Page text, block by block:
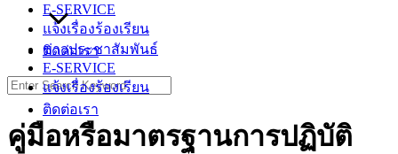
ข่าวประชาสัมพันธ์
E-SERVICE
แจ้งเรื่องร้องเรียน
ติดต่อเรา
E-SERVICE
แจ้งเรื่องร้องเรียน
ติดต่อเรา
Search
for:
คู่มือหรือมาตรฐานการปฏิบัติ